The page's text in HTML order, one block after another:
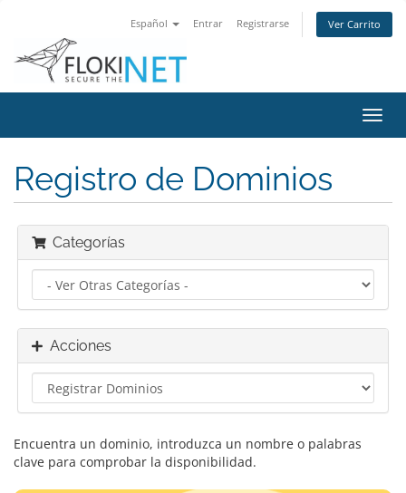
Español Entrar Registrarse Ver Carrito
Registro de Dominios
Categorías
Acciones
Encuentra un dominio, introduzca un nombre o palabras
clave para comprobar la disponibilidad.